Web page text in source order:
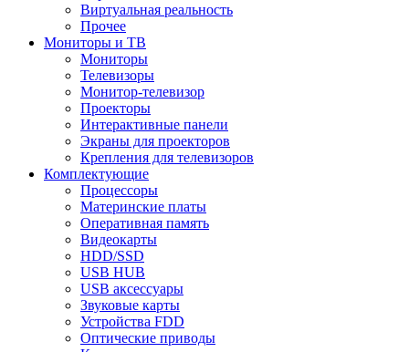
Виртуальная реальность
Прочее
Мониторы и ТВ
Мониторы
Телевизоры
Монитор-телевизор
Проекторы
Интерактивные панели
Экраны для проекторов
Крепления для телевизоров
Комплектующие
Процессоры
Материнские платы
Оперативная память
Видеокарты
HDD/SSD
USB HUB
USB аксессуары
Звуковые карты
Устройства FDD
Оптические приводы